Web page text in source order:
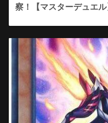
察！【マスターデュエル